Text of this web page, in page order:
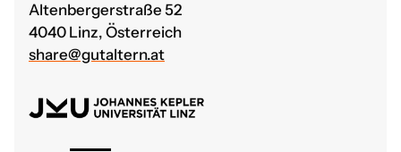
Altenbergerstraße 52
4040 Linz, Österreich
share@gutaltern.at